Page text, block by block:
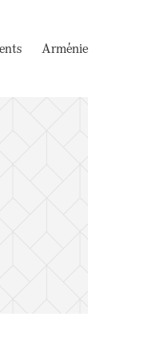
Arménie